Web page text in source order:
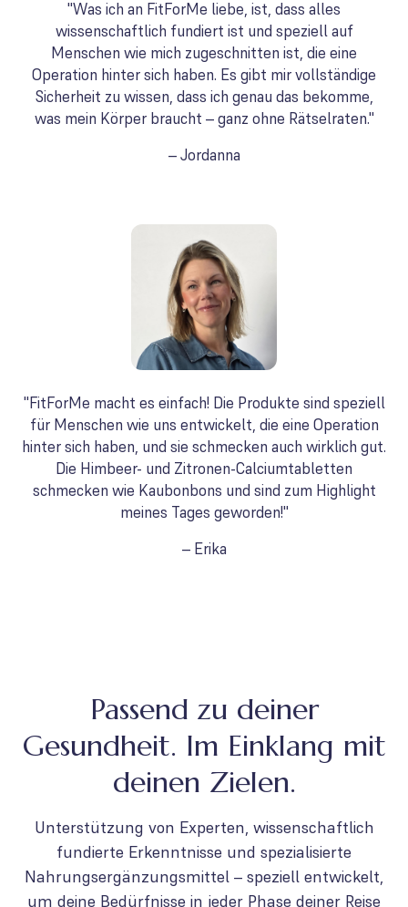
"Was ich an FitForMe liebe, ist, dass alles
wissenschaftlich fundiert ist und speziell auf
Menschen wie mich zugeschnitten ist, die eine
Operation hinter sich haben. Es gibt mir vollständige
Sicherheit zu wissen, dass ich genau das bekomme,
was mein Körper braucht – ganz ohne Rätselraten."
– Jordanna
"FitForMe macht es einfach! Die Produkte sind speziell
für Menschen wie uns entwickelt, die eine Operation
hinter sich haben, und sie schmecken auch wirklich gut.
Die Himbeer- und Zitronen-Calciumtabletten
schmecken wie Kaubonbons und sind zum Highlight
meines Tages geworden!"
– Erika
Passend zu deiner
Gesundheit. Im Einklang mit
deinen Zielen.
Unterstützung von Experten, wissenschaftlich
fundierte Erkenntnisse und spezialisierte
Nahrungsergänzungsmittel – speziell entwickelt,
um deine Bedürfnisse in jeder Phase deiner Reise